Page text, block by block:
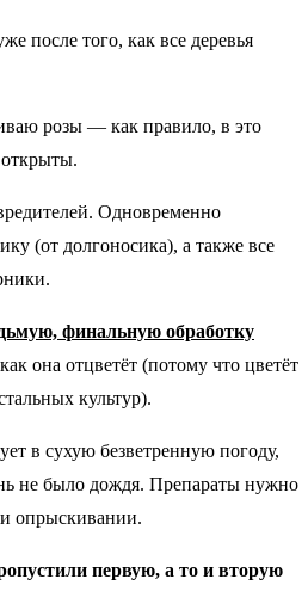
после того, как все деревья
розы — как правило, в это
Одновременно
(от долгоносика), а также все
финальную обработку
она отцветёт (потому что цветёт
культур).
в сухую безветренную погоду,
не было дождя. Препараты нужно
опрыскивании.
первую, а то и вторую